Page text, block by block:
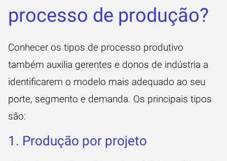
processo de produção?
Conhecer os tipos de processo produtivo
também auxilia gerentes e donos de indústria a
identificarem o modelo mais adequado ao seu
porte, segmento e demanda. Os principais tipos
são:
1. Produção por projeto